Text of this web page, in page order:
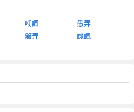
嘲諷
愚弄
簸弄
譏諷